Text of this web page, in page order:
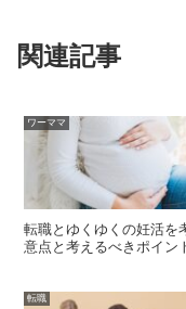
関連記事
ワーママ
転職とゆくゆくの妊活を
意点と考えるべきポイン
転職